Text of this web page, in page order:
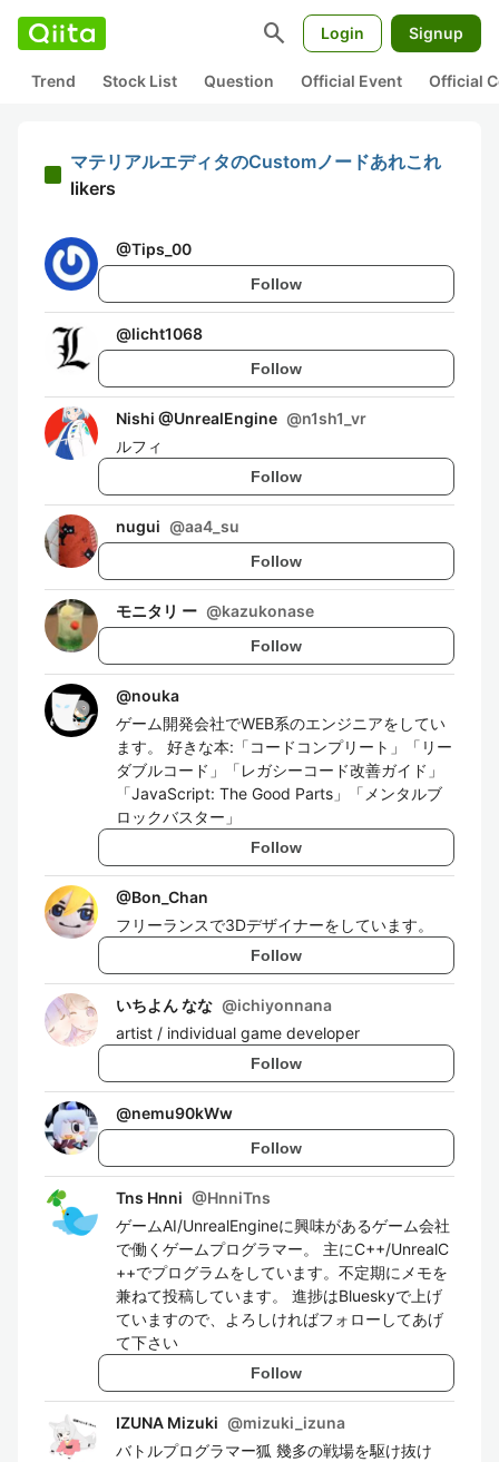
search Login Signup
Trend Stock List Question Official Event Official
マテリアルエディタのCustomノードあれこれ
likers
@Tips_00
Follow
@licht1068
Follow
Nishi @UnrealEngine @n1sh1_vr
ルフィ
Follow
nugui @aa4_su
Follow
モニタリ ー @kazukonase
Follow
@nouka
ゲーム開発会社でWEB系のエンジニアをしてい
ます。 好きな本:「コードコンプリート」「リー
ダブルコード」「レガシーコード改善ガイド」
「JavaScript: The Good Parts」「メンタルブ
ロックバスター」
Follow
@Bon_Chan
フリーランスで3Dデザイナーをしています。
Follow
いちよん なな @ichiyonnana
artist / individual game developer
Follow
@nemu90kWw
Follow
Tns Hnni @HnniTns
ゲームAI/UnrealEngineに興味があるゲーム会社
で働くゲームプログラマー。 主にC++/UnrealC
++でプログラムをしています。不定期にメモを
兼ねて投稿しています。 進捗はBlueskyで上げ
ていますので、よろしければフォローしてあげ
て下さい
Follow
IZUNA Mizuki @mizuki_izuna
バトルプログラマー狐 幾多の戦場を駆け抜け